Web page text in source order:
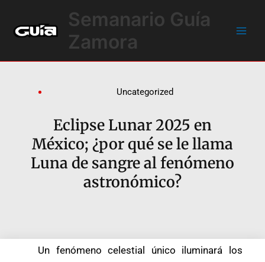
contenido
Semanario Guía
Zamora
Uncategorized
Eclipse Lunar 2025 en
México; ¿por qué se le llama
Luna de sangre al fenómeno
astronómico?
Un fenómeno celestial único iluminará los